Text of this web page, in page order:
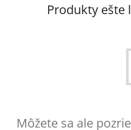
Produkty ešte
Môžete sa ale